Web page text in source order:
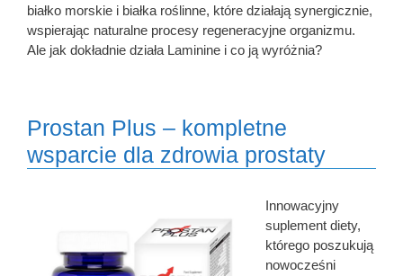
białko morskie i białka roślinne, które działają synergicznie,
wspierając naturalne procesy regeneracyjne organizmu.
Ale jak dokładnie działa Laminine i co ją wyróżnia?
Prostan Plus – kompletne
wsparcie dla zdrowia prostaty
Innowacyjny
suplement diety,
którego poszukują
nowocześni